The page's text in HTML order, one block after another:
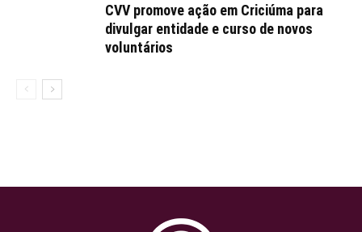
CVV promove ação em Criciúma para
divulgar entidade e curso de novos
voluntários